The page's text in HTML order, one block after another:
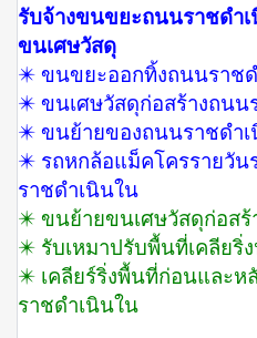
รับจ้างขนขยะถนนราชดำ
ขนเศษวัสดุ
✴️ ขนขยะออกทิ้งถนนราช
✴️ ขนเศษวัสดุก่อสร้างถนน
✴️ ขนย้ายของถนนราชดำ
✴️ รถหกล้อแม็คโครรายวัน
ราชดำเนินใน
✴️ ขนย้ายขนเศษวัสดุก่อส
✴️ รับเหมาปรับพื้นที่เคลียริ่
✴️ เคลียร์ริ่งพื้นที่ก่อนและห
ราชดำเนินใน